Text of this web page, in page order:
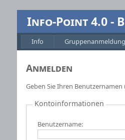
Info-Point 4.0 -
Info
Gruppenanmeldung
Anmelden
Geben Sie Ihren
Kontoinformationen
Benutzername: